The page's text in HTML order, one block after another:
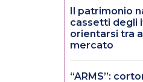
Il patrimonio
cassetti degli
orientarsi tra
mercato
“ARMS”: